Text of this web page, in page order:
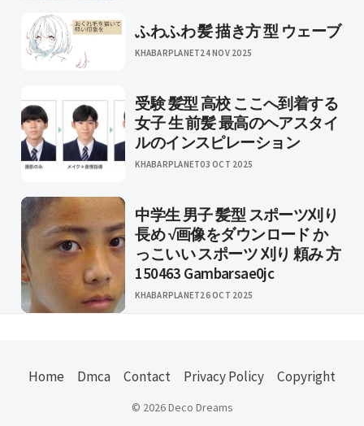
ふわふわ 髪 描き方 型 ウェーブ
KHABARPLANET24 NOV 2025
受験 髪型 高校 ここへ到着する
女子 生 前髪 最高のヘアスタイ
ルのインスピレーション
KHABARPLANET03 OCT 2025
中学生 男子 髪型 スポーツ刈り
長め √画像をダウンロード か
っこいい スポーツ 刈り 頼み 方
150463 Gambarsae0jc
KHABARPLANET26 OCT 2025
Home Dmca Contact Privacy Policy Copyright
© 2026 Deco Dreams